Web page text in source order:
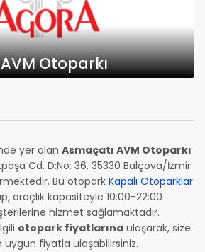
Otoparkı
yer alan Asmaçatı AVM Otoparkı
Cd. D:No: 36, 35330 Balçova/İzmir
Bu otopark Kapalı Otoparklar
araçlık kapasiteyle 10:00-22:00
hizmet sağlamaktadır.
otopark fiyatlarına ulaşarak, size
uygun fiyatla ulaşabilirsiniz.